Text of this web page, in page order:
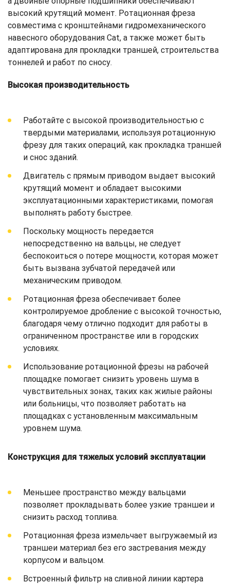
высокий крутящий момент. Ротационная фреза
совместима с кронштейнами гидромеханического
навесного оборудования Cat, а также может быть
адаптирована для прокладки траншей, строительства
тоннелей и работ по сносу.
Высокая производительность
Работайте с высокой производительностью с
твердыми материалами, используя ротационную
фрезу для таких операций, как прокладка траншей
и снос зданий.
Двигатель с прямым приводом выдает высокий
крутящий момент и обладает высокими
эксплуатационными характеристиками, помогая
выполнять работу быстрее.
Поскольку мощность передается
непосредственно на вальцы, не следует
беспокоиться о потере мощности, которая может
быть вызвана зубчатой передачей или
механическим приводом.
Ротационная фреза обеспечивает более
контролируемое дробление с высокой точностью,
благодаря чему отлично подходит для работы в
ограниченном пространстве или в городских
условиях.
Использование ротационной фрезы на рабочей
площадке помогает снизить уровень шума в
чувствительных зонах, таких как жилые районы
или больницы, что позволяет работать на
площадках с установленным максимальным
уровнем шума.
Конструкция для тяжелых условий эксплуатации
Меньшее пространство между вальцами
позволяет прокладывать более узкие траншеи и
снизить расход топлива.
Ротационная фреза измельчает выгружаемый из
траншеи материал без его застревания между
корпусом и вальцом.
Встроенный фильтр на сливной линии картера